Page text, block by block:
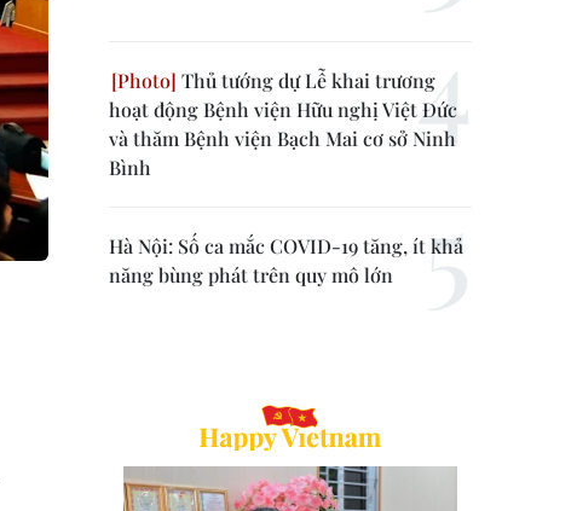
Thủ tướng dự Lễ khai trương
hoạt động Bệnh viện Hữu nghị Việt Đức
và thăm Bệnh viện Bạch Mai cơ sở Ninh
Bình
Hà Nội: Số ca mắc COVID-19 tăng, ít khả
năng bùng phát trên quy mô lớn